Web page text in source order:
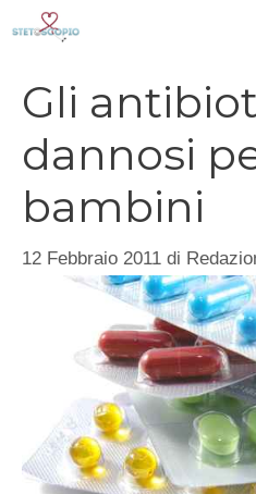
Gli
dannosi
bambini
12 Febbraio 2011 di